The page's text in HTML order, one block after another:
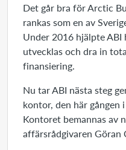
Det går bra för Arctic
rankas som en av
Under 2016 hjälpte ABI
utvecklas och dra in
finansiering.
Nu tar ABI nästa steg
kontor, den här gången
Kontoret bemannas av
affärsrådgivaren Göran